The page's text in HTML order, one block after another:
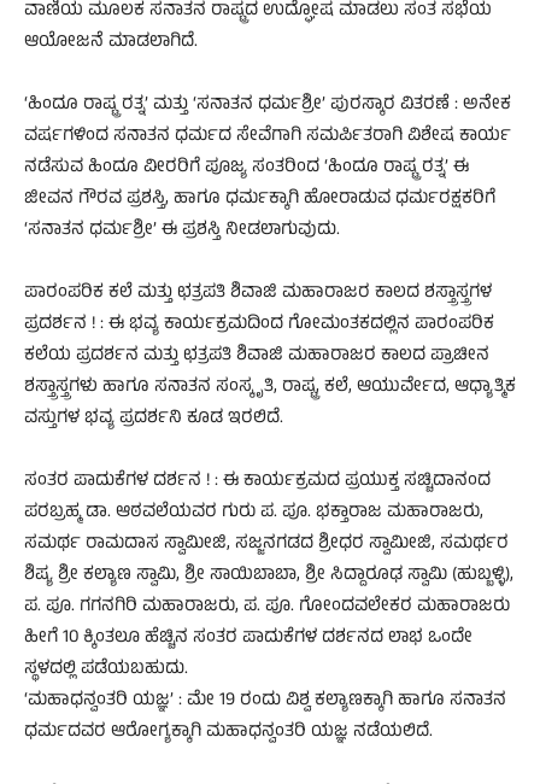
ವಾಣಿಯ ಮೂಲಕ ಸನಾತನ ರಾಷ್ಟ್ರದ ಉದ್ಘೋಷ ಮಾಡಲು ಸಂತ ಸಭೆಯ
ಆಯೋಜನೆ ಮಾಡಲಾಗಿದೆ.
‘ಹಿಂದೂ ರಾಷ್ಟ್ರ ರತ್ನ’ ಮತ್ತು ‘ಸನಾತನ ಧರ್ಮಶ್ರೀ’ ಪುರಸ್ಕಾರ ವಿತರಣೆ : ಅನೇಕ
ವರ್ಷಗಳಿಂದ ಸನಾತನ ಧರ್ಮದ ಸೇವೆಗಾಗಿ ಸಮರ್ಪಿತರಾಗಿ ವಿಶೇಷ ಕಾರ್ಯ
ನಡೆಸುವ ಹಿಂದೂ ವೀರರಿಗೆ ಪೂಜ್ಯ ಸಂತರಿಂದ ‘ಹಿಂದೂ ರಾಷ್ಟ್ರ ರತ್ನ’ ಈ
ಜೀವನ ಗೌರವ ಪ್ರಶಸ್ತಿ, ಹಾಗೂ ಧರ್ಮಕ್ಕಾಗಿ ಹೋರಾಡುವ ಧರ್ಮರಕ್ಷಕರಿಗೆ
‘ಸನಾತನ ಧರ್ಮಶ್ರೀ’ ಈ ಪ್ರಶಸ್ತಿ ನೀಡಲಾಗುವುದು.
ಪಾರಂಪರಿಕ ಕಲೆ ಮತ್ತು ಛತ್ರಪತಿ ಶಿವಾಜಿ ಮಹಾರಾಜರ ಕಾಲದ ಶಸ್ತ್ರಾಸ್ತ್ರಗಳ
ಪ್ರದರ್ಶನ ! : ಈ ಭವ್ಯ ಕಾರ್ಯಕ್ರಮದಿಂದ ಗೋಮಂತಕದಲ್ಲಿನ ಪಾರಂಪರಿಕ
ಕಲೆಯ ಪ್ರದರ್ಶನ ಮತ್ತು ಛತ್ರಪತಿ ಶಿವಾಜಿ ಮಹಾರಾಜರ ಕಾಲದ ಪ್ರಾಚೀನ
ಶಸ್ತ್ರಾಸ್ತ್ರಗಳು ಹಾಗೂ ಸನಾತನ ಸಂಸ್ಕೃತಿ, ರಾಷ್ಟ್ರ, ಕಲೆ, ಆಯುರ್ವೇದ, ಆಧ್ಯಾತ್ಮಿಕ
ವಸ್ತುಗಳ ಭವ್ಯ ಪ್ರದರ್ಶನಿ ಕೂಡ ಇರಲಿದೆ.
ಸಂತರ ಪಾದುಕೆಗಳ ದರ್ಶನ ! : ಈ ಕಾರ್ಯಕ್ರಮದ ಪ್ರಯುಕ್ತ ಸಚ್ಚಿದಾನಂದ
ಪರಬ್ರಹ್ಮ ಡಾ. ಆಠವಲೆಯವರ ಗುರು ಪ. ಪೂ. ಭಕ್ತಾರಾಜ ಮಹಾರಾಜರು,
ಸಮರ್ಥ ರಾಮದಾಸ ಸ್ವಾಮೀಜಿ, ಸಜ್ಜನಗಡದ ಶ್ರೀಧರ ಸ್ವಾಮೀಜಿ, ಸಮರ್ಥರ
ಶಿಷ್ಯ ಶ್ರೀ ಕಲ್ಯಾಣ ಸ್ವಾಮಿ, ಶ್ರೀ ಸಾಯಿಬಾಬಾ, ಶ್ರೀ ಸಿದ್ದಾರೂಢ ಸ್ವಾಮಿ (ಹುಬ್ಬಳ್ಳಿ),
ಪ. ಪೂ. ಗಗನಗಿರಿ ಮಹಾರಾಜರು, ಪ. ಪೂ. ಗೋಂದವಲೇಕರ ಮಹಾರಾಜರು
ಹೀಗೆ 10 ಕ್ಕಿಂತಲೂ ಹೆಚ್ಚಿನ ಸಂತರ ಪಾದುಕೆಗಳ ದರ್ಶನದ ಲಾಭ ಒಂದೇ
ಸ್ಥಳದಲ್ಲಿ ಪಡೆಯಬಹುದು.
‘ಮಹಾಧನ್ವಂತರಿ ಯಜ್ಞ’ : ಮೇ 19 ರಂದು ವಿಶ್ವ ಕಲ್ಯಾಣಕ್ಕಾಗಿ ಹಾಗೂ ಸನಾತನ
ಧರ್ಮದವರ ಆರೋಗ್ಯಕ್ಕಾಗಿ ಮಹಾಧನ್ವಂತರಿ ಯಜ್ಞ ನಡೆಯಲಿದೆ.